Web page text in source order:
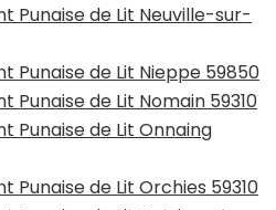
Punaise de Lit Neuville-sur-
Punaise de Lit Nieppe 59850
de Lit Nomain 59310
Punaise de Lit Onnaing
Punaise de Lit Orchies 59310